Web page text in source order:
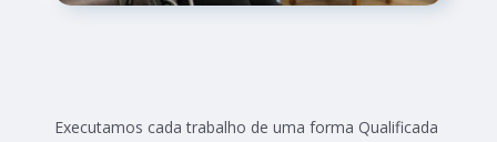
Executamos cada trabalho de uma forma Qualificada